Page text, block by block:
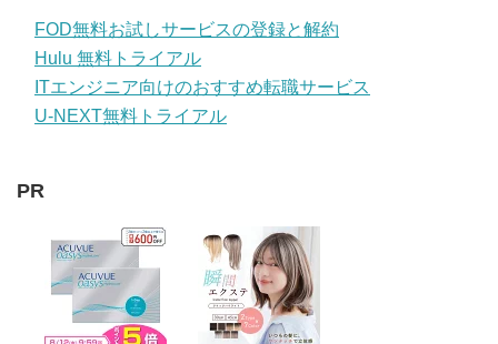
FOD無料お試しサービスの登録と解約
Hulu 無料トライアル
ITエンジニア向けのおすすめ転職サービス
U-NEXT無料トライアル
PR